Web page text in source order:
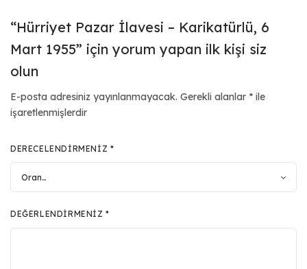
“Hürriyet Pazar İlavesi – Karikatürlü, 6
Mart 1955” için yorum yapan ilk kişi siz
olun
E-posta adresiniz yayınlanmayacak. Gerekli alanlar * ile
işaretlenmişlerdir
DERECELENDIRMENIZ *
DEĞERLENDIRMENIZ*